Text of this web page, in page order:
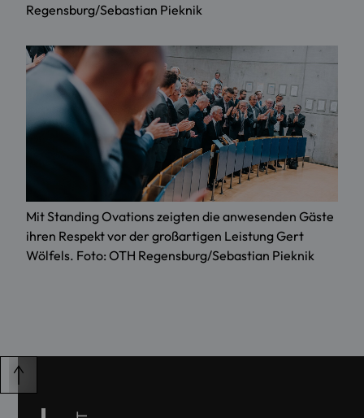
Regensburg/Sebastian Pieknik
Mit Standing Ovations zeigten die anwesenden Gäste
ihren Respekt vor der großartigen Leistung Gert
Wölfels. Foto: OTH Regensburg/Sebastian Pieknik